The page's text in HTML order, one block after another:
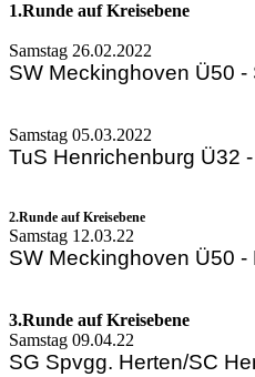
1.Runde auf Kreisebene
Samstag 26.02.2022
SW Meckinghoven Ü50
Samstag 05.03.2022
TuS Henrichenburg
2.Runde auf Kreisebene
Samstag 12.03.22
SW Meckinghoven
3.Runde auf Kreisebene
Samstag 09.04.22
SG Spvgg. Herten/SC